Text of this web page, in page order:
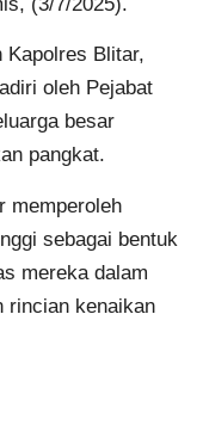
Kapolres Blitar,
oleh Pejabat
besar
pangkat.
memperoleh
sebagai bentuk
mereka dalam
rincian kenaikan